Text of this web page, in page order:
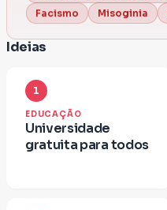
Facismo
Misoginia
Ideias
1
EDUCAÇÃO
Universidade
gratuita para todos